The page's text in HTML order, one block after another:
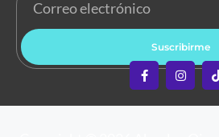
Suscribirme